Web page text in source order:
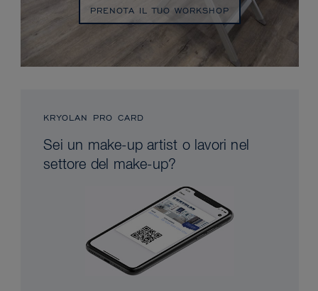
PRENOTA IL TUO WORKSHOP
KRYOLAN PRO CARD
Sei un make-up artist o lavori nel
settore del make-up?